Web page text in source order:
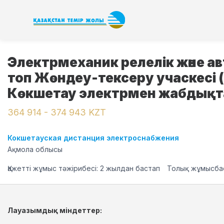
Электрмеханик релелік және
топ Жөндеу-тексеру
Көкшетау электрмен
364 914 - 374 943 KZT
Кокшетауская дистанция электроснабжения
Ақмола облысы
Қажетті жұмыс тәжірибесі: 2 жылдан бастап Толық
Лауазымдық міндеттер: